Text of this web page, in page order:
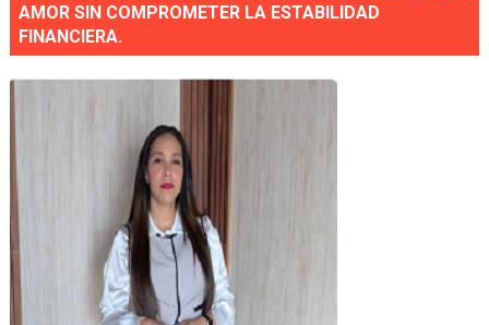
AMOR SIN COMPROMETER LA ESTABILIDAD
FINANCIERA.